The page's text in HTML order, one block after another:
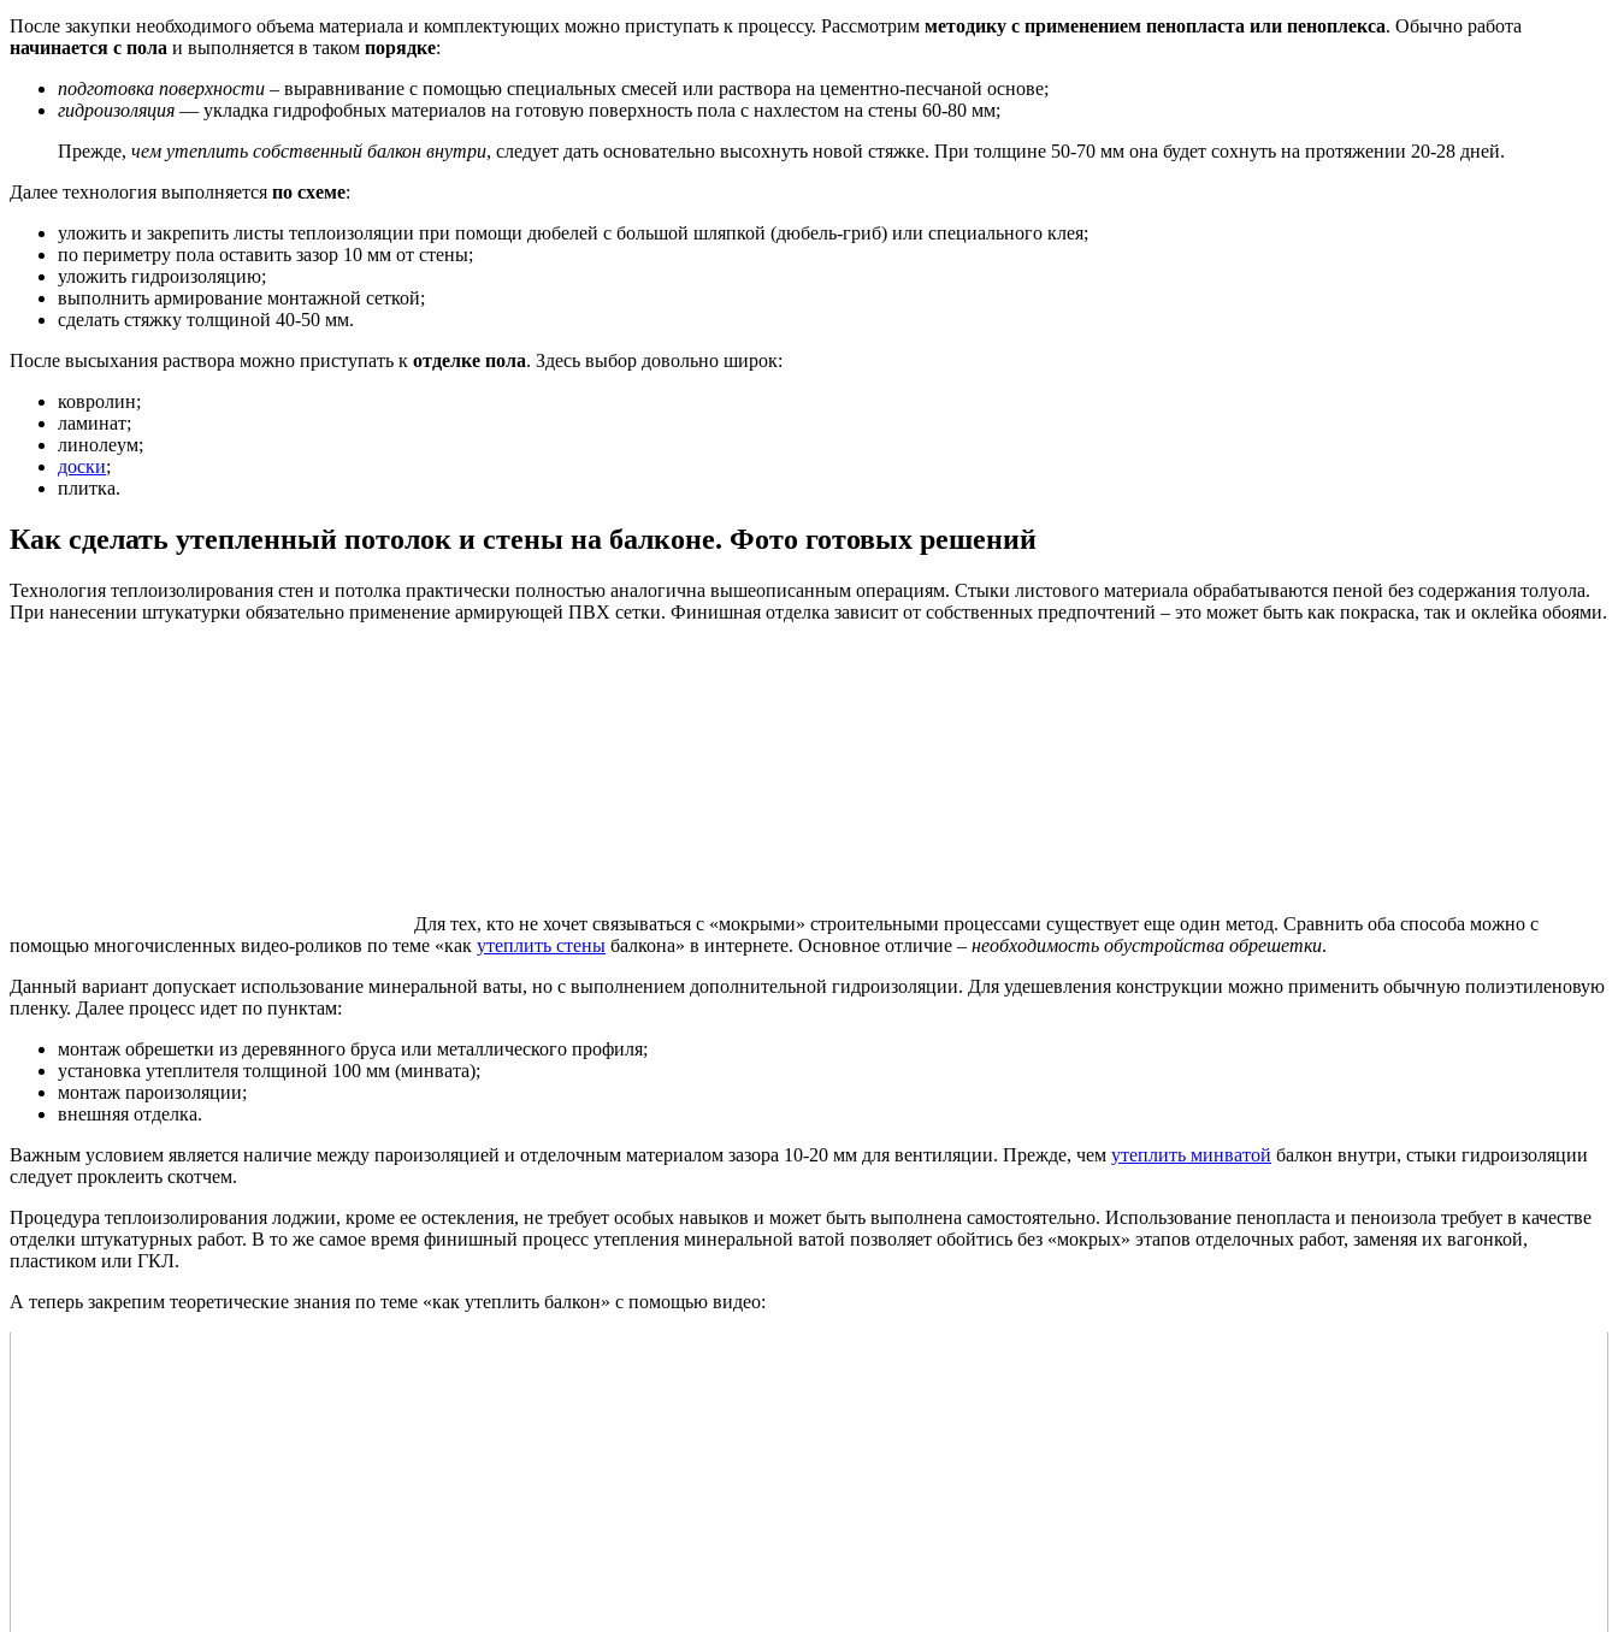
После закупки необходимого объема материала и комплектующих можно приступать к процессу. Рассмотрим методику с применением пенопласта или пеноплекса. Обычно работа
начинается с пола и выполняется в таком порядке:
подготовка поверхности – выравнивание с помощью специальных смесей или раствора на цементно-песчаной основе;
гидроизоляция — укладка гидрофобных материалов на готовую поверхность пола с нахлестом на стены 60-80 мм;
Прежде, чем утеплить собственный балкон внутри, следует дать основательно высохнуть новой стяжке. При толщине 50-70 мм она будет сохнуть на протяжении 20-28 дней.
Далее технология выполняется по схеме:
уложить и закрепить листы теплоизоляции при помощи дюбелей с большой шляпкой (дюбель-гриб) или специального клея;
по периметру пола оставить зазор 10 мм от стены;
уложить гидроизоляцию;
выполнить армирование монтажной сеткой;
сделать стяжку толщиной 40-50 мм.
После высыхания раствора можно приступать к отделке пола. Здесь выбор довольно широк:
ковролин;
ламинат;
линолеум;
доски;
плитка.
Как сделать утепленный потолок и стены на балконе. Фото готовых решений
Технология теплоизолирования стен и потолка практически полностью аналогична вышеописанным операциям. Стыки листового материала обрабатываются пеной без содержания толуола.
При нанесении штукатурки обязательно применение армирующей ПВХ сетки. Финишная отделка зависит от собственных предпочтений – это может быть как покраска, так и оклейка обоями.
Для тех, кто не хочет связываться с «мокрыми» строительными процессами существует еще один метод. Сравнить оба способа можно с
помощью многочисленных видео-роликов по теме «как утеплить стены балкона» в интернете. Основное отличие – необходимость обустройства обрешетки.
Данный вариант допускает использование минеральной ваты, но с выполнением дополнительной гидроизоляции. Для удешевления конструкции можно применить обычную полиэтиленовую
пленку. Далее процесс идет по пунктам:
монтаж обрешетки из деревянного бруса или металлического профиля;
установка утеплителя толщиной 100 мм (минвата);
монтаж пароизоляции;
внешняя отделка.
Важным условием является наличие между пароизоляцией и отделочным материалом зазора 10-20 мм для вентиляции. Прежде, чем утеплить минватой балкон внутри, стыки гидроизоляции
следует проклеить скотчем.
Процедура теплоизолирования лоджии, кроме ее остекления, не требует особых навыков и может быть выполнена самостоятельно. Использование пенопласта и пеноизола требует в качестве
отделки штукатурных работ. В то же самое время финишный процесс утепления минеральной ватой позволяет обойтись без «мокрых» этапов отделочных работ, заменяя их вагонкой,
пластиком или ГКЛ.
А теперь закрепим теоретические знания по теме «как утеплить балкон» с помощью видео: